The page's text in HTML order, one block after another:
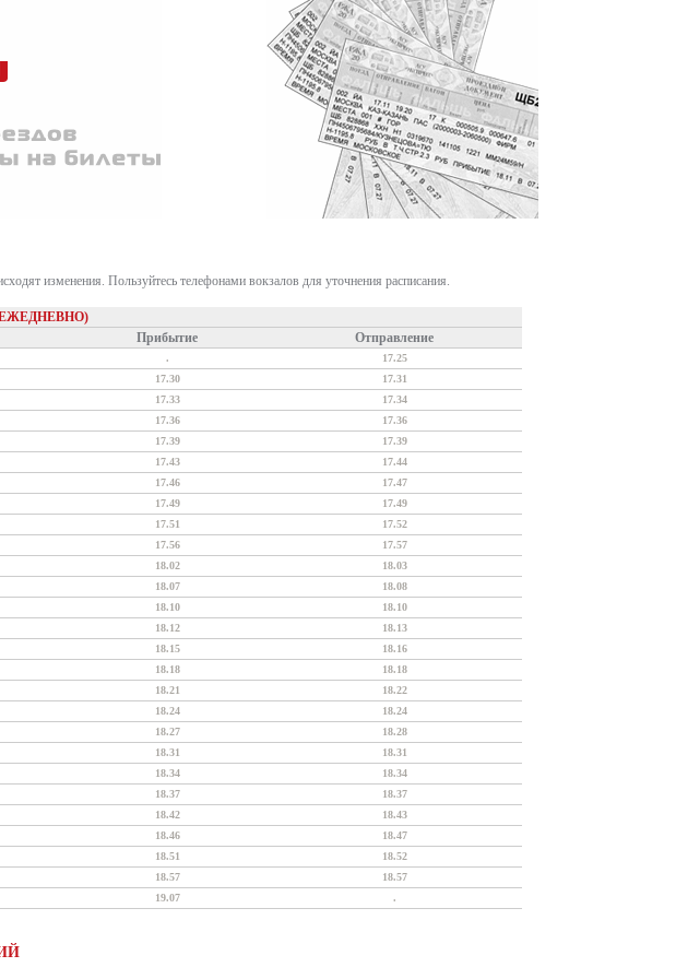
изменения. Пользуйтесь телефонами вокзалов для уточнения расписания.
Прибытие Отправление
.
17.25
17.30
17.31
17.33
17.34
17.36
17.36
17.39
17.39
17.43
17.44
17.46
17.47
17.49
17.49
17.51
17.52
17.56
17.57
18.02
18.03
18.07
18.08
18.10
18.10
18.12
18.13
18.15
18.16
18.18
18.18
18.21
18.22
18.24
18.24
18.27
18.28
18.31
18.31
18.34
18.34
18.37
18.37
18.42
18.43
18.46
18.47
18.51
18.52
18.57
18.57
19.07 .